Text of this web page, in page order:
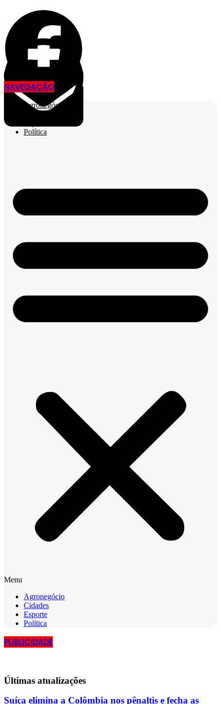
NAVEGAÇÃO
Agronegócio
Política
Menu
Agronegócio
Cidades
Esporte
Política
PUBLICIDADE
Últimas atualizações
Suíça elimina a Colômbia nos pênaltis e fecha as